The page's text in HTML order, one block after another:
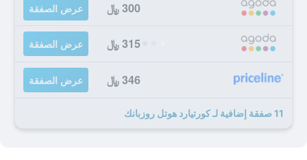
300 ﷼ عرض الصفقة
315 ﷼ عرض الصفقة
346 ﷼ عرض الصفقة
11 صفقة إضافية لـ كورتيارد هوتل روزبانك